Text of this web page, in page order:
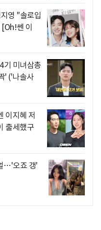
영 "솔로입
쎈 이
미녀삼총
' ('나솔사
이지혜 저
출세했구
…'오죠 갱'